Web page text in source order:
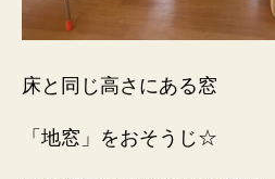
床と同じ高さにある窓
「地窓」をおそうじ☆